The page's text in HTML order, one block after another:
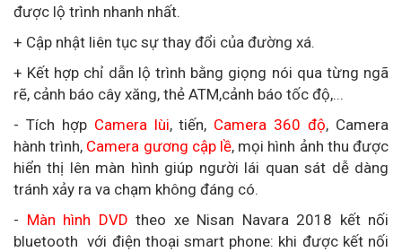
được lộ trình nhanh nhất.
+ Cập nhật liên tục sự thay đổi của đường xá.
+ Kết hợp chỉ dẫn lộ trình bằng giọng nói qua từng ngã
rẽ, cảnh báo cây xăng, thẻ ATM,cảnh báo tốc độ,...
- Tích hợp Camera lùi, tiến, Camera 360 độ, Camera
hành trình, Camera gương cập lề, mọi hình ảnh thu được
hiển thị lên màn hình giúp người lái quan sát dễ dàng
tránh xảy ra va chạm không đáng có.
- Màn hình DVD theo xe Nisan Navara 2018 kết nối
bluetooth với điện thoại smart phone: khi được kết nối